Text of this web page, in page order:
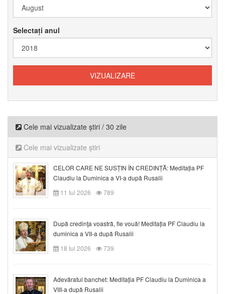
Selectați anul
Cele mai vizualizate știri / 30 zile
Cele mai vizualizate știri
CELOR CARE NE SUSȚIN ÎN CREDINȚĂ: Meditația PF
Claudiu la Duminica a VI-a după Rusalii
11 Iul 2026
789
După credinţa voastră, fie vouă! Meditația PF Claudiu la
duminica a VII-a după Rusalii
18 Iul 2026
739
Adevăratul banchet: Meditația PF Claudiu la Duminica a
VIII-a după Rusalii